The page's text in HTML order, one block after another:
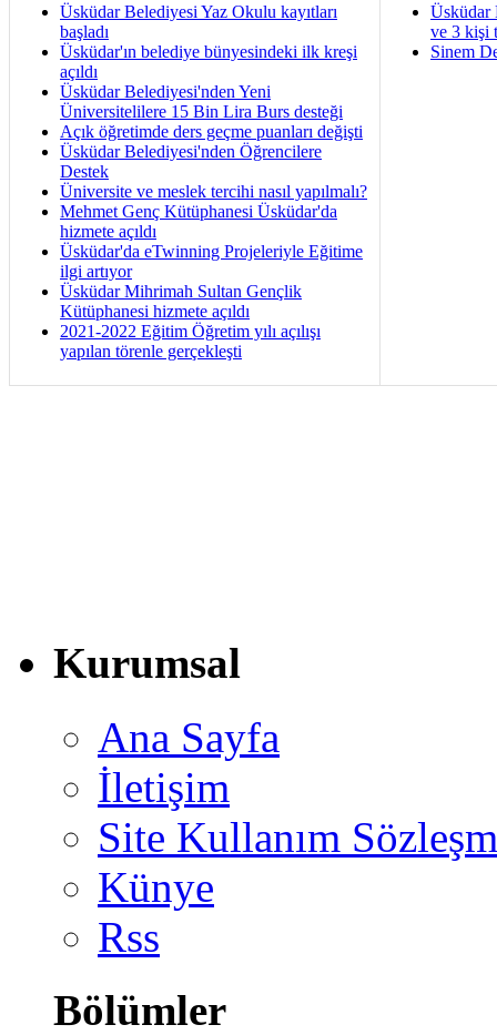
Üsküdar Belediyesi Yaz Okulu kayıtları
başladı
Üsküdar'ın belediye bünyesindeki ilk kreşi
açıldı
Üsküdar Belediyesi'nden Yeni
Üniversitelilere 15 Bin Lira Burs desteği
Açık öğretimde ders geçme puanları değişti
Üsküdar Belediyesi'nden Öğrencilere
Destek
Üniversite ve meslek tercihi nasıl yapılmalı?
Mehmet Genç Kütüphanesi Üsküdar'da
hizmete açıldı
Üsküdar'da eTwinning Projeleriyle Eğitime
ilgi artıyor
Üsküdar Mihrimah Sultan Gençlik
Kütüphanesi hizmete açıldı
2021-2022 Eğitim Öğretim yılı açılışı
yapılan törenle gerçekleşti
Üsküdar
ve 3 kişi
Sinem
Kurumsal
Ana Sayfa
İletişim
Site Kullanım
Künye
Rss
Bölümler